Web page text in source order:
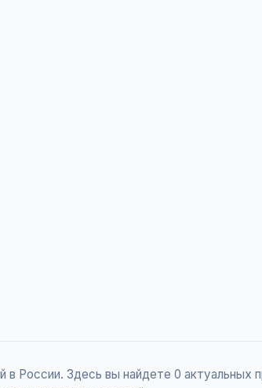
в России. Здесь вы найдете 0 актуальных